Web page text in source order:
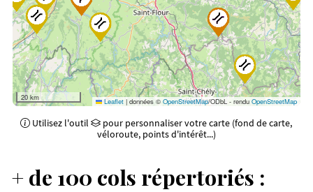
20 km Leaflet | données ©OpenStreetMap/ODbL - renduOpenStreetMap
Utilisez l'outil
pour personnaliser votre carte (fond de carte,
véloroute, points d'intérêt...)
+ de 100 cols répertoriés :